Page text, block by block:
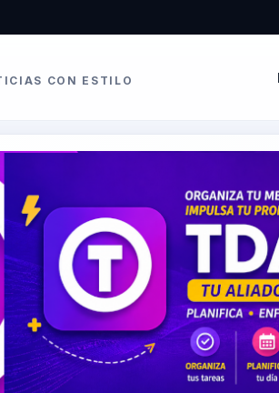
CON ESTILO